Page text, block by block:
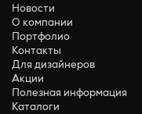
Новости
О компании
Портфолио
Контакты
Для дизайнеров
Акции
Полезная информация
Каталоги